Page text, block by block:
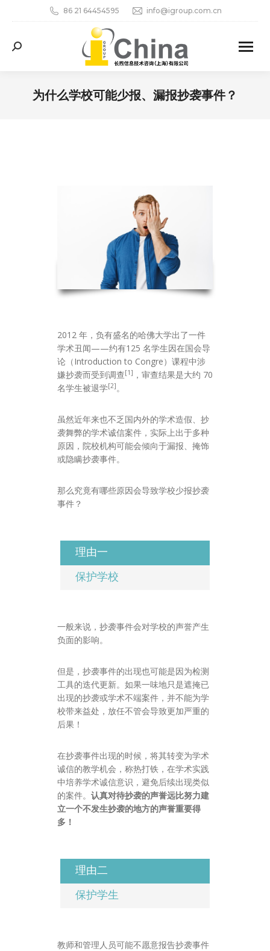
86 21 64454595 info@igroup.com.cn
Search:
为什么学校可能少报、漏报抄袭事件？
2012 年，负有盛名的哈佛大学出了一件
学术丑闻——约有125 名学生因在国会导
论（Introduction to Congre）课程中涉
嫌抄袭而受到调查[1] ，审查结果是大约 70
名学生被退学[2]。
虽然近年来也不乏国内外的学术造假、抄
袭舞弊的学术诚信案件，实际上出于多种
原因，院校机构可能会倾向于漏报、掩饰
或隐瞒抄袭事件。
那么究竟有哪些原因会导致学校少报抄袭
事件？
理由一
保护学校
一般来说，抄袭事件会对学校的声誉产生
负面的影响。
但是，抄袭事件的出现也可能是因为检测
工具的迭代更新。如果一味地只是遮掩已
出现的抄袭或学术不端案件，并不能为学
校带来益处，放任不管会导致更加严重的
后果！
在抄袭事件出现的时候，将其转变为学术
诚信的教学机会，称热打铁，在学术实践
中培养学术诚信意识，避免后续出现类似
的案件。 认真对待抄袭的声誉远比努力建
立一个不发生抄袭的地方的声誉重要得
多！
理由二
保护学生
教师和管理人员可能不愿意报告抄袭事件